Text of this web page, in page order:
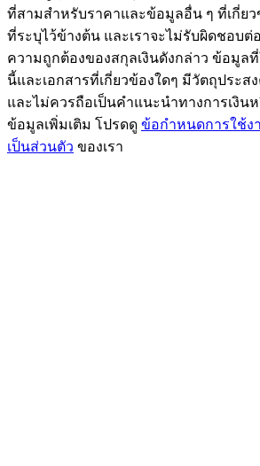
รับรางวัลและสิทธิพิเศษสุดพิเศษ
ศูนย์รางวัล
เข้าสู่ระบบ ลงชื่อ
ที่สามสำหรับราคาและข้อมูลอื่น ๆ ที่เกี่ยว
ที่ระบุไว้ข้างต้น และเราจะไม่รับผิดชอบ
ความถูกต้องของสกุลเงินดังกล่าว ข้อมูล
นี้และเอกสารที่เกี่ยวข้องใดๆ มีวัตถุประส
และไม่ควรถือเป็นคำแนะนำทางการเงิน
ข้อมูลเพิ่มเติม โปรดดู ข้อกำหนดการใช้ง
เป็นส่วนตัว ของเรา